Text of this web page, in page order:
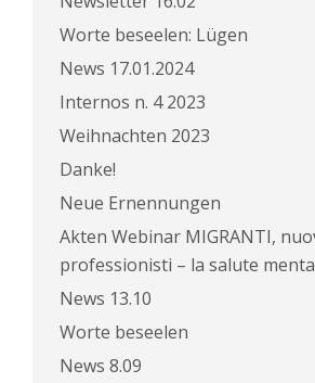
Worte beseelen: Lügen
News 17.01.2024
Internos n. 4 2023
Weihnachten 2023
Danke!
Neue Ernennungen
Akten Webinar MIGRANTI,
professionisti – la salute
News 13.10
Worte beseelen
News 8.09